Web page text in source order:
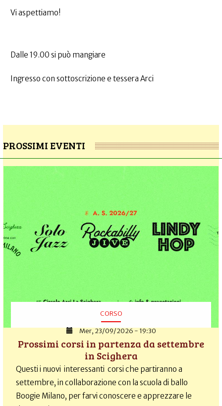
Vi aspettiamo!
Dalle 19.00 si può mangiare
Ingresso con sottoscrizione e tessera Arci
PROSSIMI EVENTI
CORSO
Mer, 23/09/2026 - 19:30
Prossimi corsi in partenza da settembre
in Scighera
Questi i nuovi interessanti corsi che partiranno a
settembre, in collaborazione con la scuola di ballo
Boogie Milano, per farvi conoscere e apprezzare le